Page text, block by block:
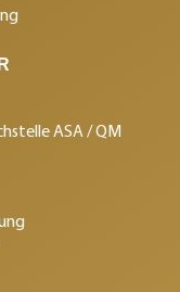
ASA / QM